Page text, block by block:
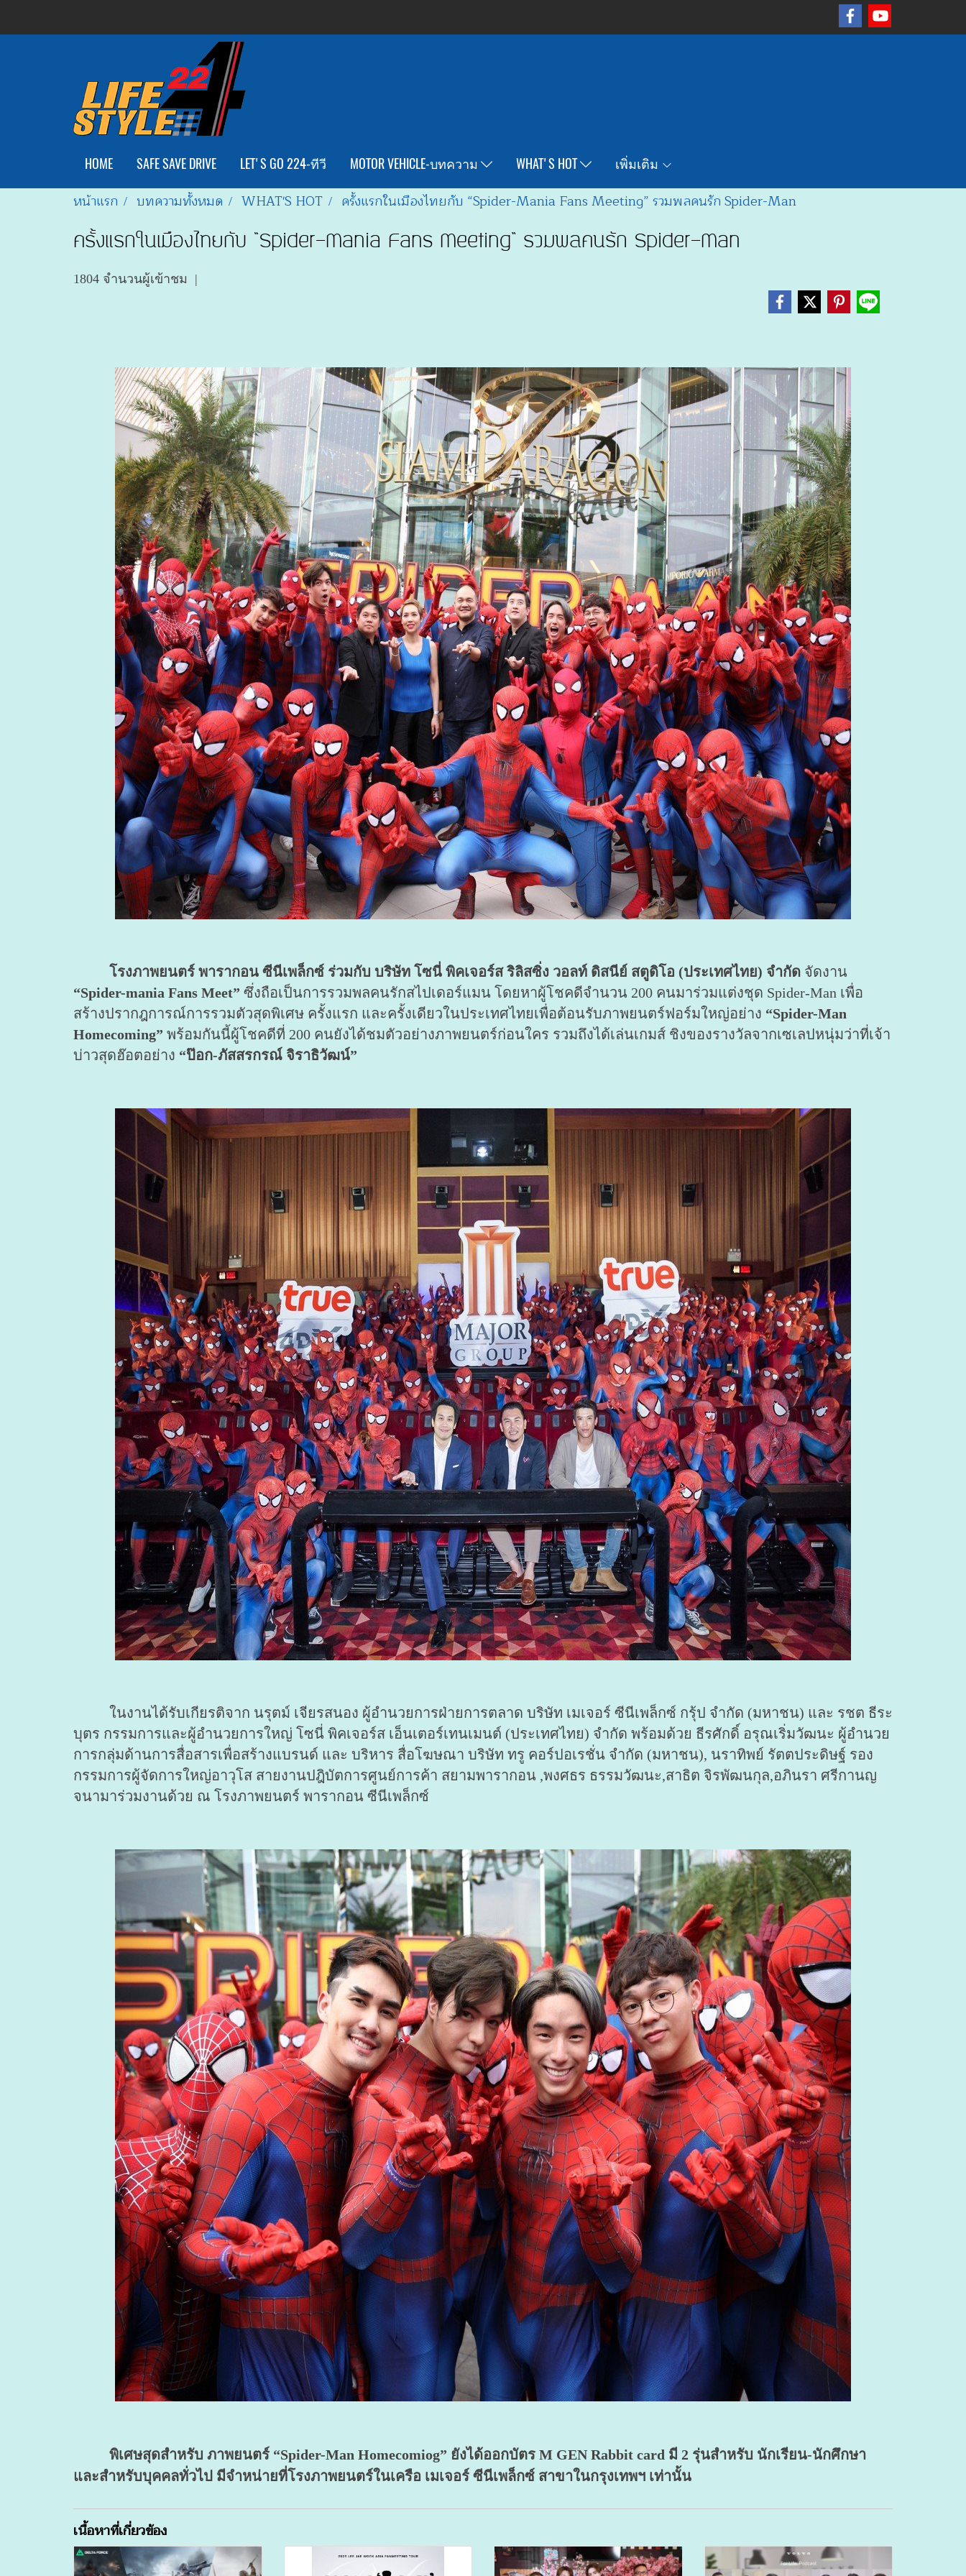
HOME SAFE SAVE DRIVE LET'S GO 224-ทีวี MOTOR VEHICLE-บทความ WHAT'S HOT เพิ่มเติม
หน้าแรก บทความทั้งหมด WHAT'S HOT ครั้งแรกในเมืองไทยกับ “Spider-Mania Fans Meeting” รวมพลคนรัก Spider-Man
ครั้งแรกในเมืองไทยกับ “Spider-Mania Fans Meeting” รวมพลคนรัก Spider-Man
1804 จำนวนผู้เข้าชม |
โรงภาพยนตร์ พารากอน ซีนีเพล็กซ์ ร่วมกับ บริษัท โซนี่ พิคเจอร์ส ริลิสซิ่ง วอลท์ ดิสนีย์ สตูดิโอ (ประเทศไทย) จำกัด จัดงาน
“Spider-mania Fans Meet” ซึ่งถือเป็นการรวมพลคนรักสไปเดอร์แมน โดยหาผู้โชคดีจำนวน 200 คนมาร่วมแต่งชุด Spider-Man เพื่อ
สร้างปรากฎการณ์การรวมตัวสุดพิเศษ ครั้งแรก และครั้งเดียวในประเทศไทยเพื่อต้อนรับภาพยนตร์ฟอร์มใหญ่อย่าง “Spider-Man
Homecoming” พร้อมกันนี้ผู้โชคดีที่ 200 คนยังได้ชมตัวอย่างภาพยนตร์ก่อนใคร รวมถึงได้เล่นเกมส์ ชิงของรางวัลจากเซเลปหนุ่มว่าที่เจ้า
บ่าวสุดฮ๊อตอย่าง “ป๊อก-ภัสสรกรณ์ จิราธิวัฒน์”
ในงานได้รับเกียรติจาก นรุตม์ เจียรสนอง ผู้อำนวยการฝ่ายการตลาด บริษัท เมเจอร์ ซีนีเพล็กซ์ กรุ้ป จำกัด (มหาชน) และ รชต ธีระ
บุตร กรรมการและผู้อำนวยการใหญ่ โซนี่ พิคเจอร์ส เอ็นเตอร์เทนเมนต์ (ประเทศไทย) จำกัด พร้อมด้วย ธีรศักดิ์ อรุณเริ่มวัฒนะ ผู้อำนวย
การกลุ่มด้านการสื่อสารเพื่อสร้างแบรนด์ และ บริหาร สื่อโฆษณา บริษัท ทรู คอร์ปอเรชั่น จำกัด (มหาชน), นราทิพย์ รัตตประดิษฐ์ รอง
กรรมการผู้จัดการใหญ่อาวุโส สายงานปฎิบัตการศูนย์การค้า สยามพารากอน ,พงศธร ธรรมวัฒนะ,สาธิต จิรพัฒนกุล,อภินรา ศรีกานญ
จนามาร่วมงานด้วย ณ โรงภาพยนตร์ พารากอน ซีนีเพล็กซ์
พิเศษสุดสำหรับ ภาพยนตร์ “Spider-Man Homecomiog” ยังได้ออกบัตร M GEN Rabbit card มี 2 รุ่นสำหรับ นักเรียน-นักศึกษา
และสำหรับบุคคลทั่วไป มีจำหน่ายที่โรงภาพยนตร์ในเครือ เมเจอร์ ซีนีเพล็กซ์ สาขาในกรุงเทพฯ เท่านั้น
เนื้อหาที่เกี่ยวข้อง